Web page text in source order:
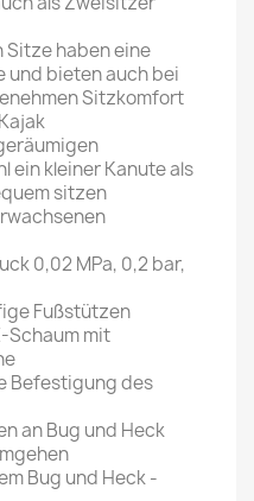
Sitze haben eine
und bieten auch bei
Sitzkomfort
ein kleiner Kanute als
sitzen
0,02 MPa, 0,2 bar,
Fußstützen
Schaum mit
Befestigung des
an Bug und Heck
Bug und Heck -